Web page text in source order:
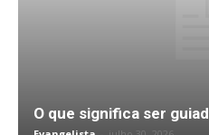
O que significa ser